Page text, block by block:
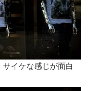
イケな感じが面白